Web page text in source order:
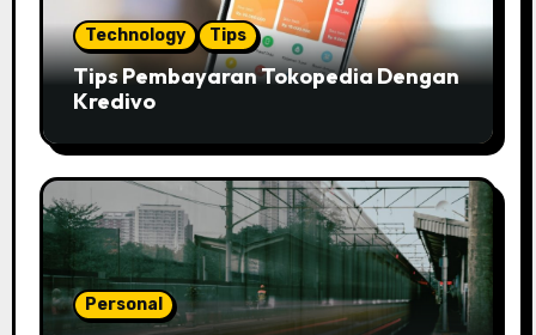
Technology Tips
Tips Pembayaran Tokopedia Dengan
Kredivo
Personal